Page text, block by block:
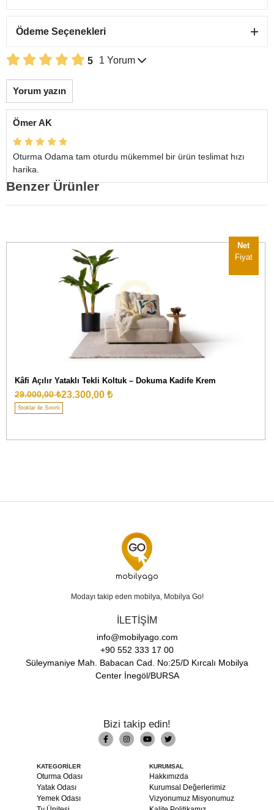
51.850,00 ₺
- +
5.900,00 ₺
-
Ödeme Seçenekleri
5 1 Yorum
Yorum yazın
Ömer AK
Oturma Odama tam oturdu mükemmel bir ürün teslimat hızı
harika.
Benzer Ürünler
Net
Fiyat
Kâfi Açılır Yataklı Tekli Koltuk – Dokuma Kadife Krem
29.000,00 ₺23.300,00 ₺
Stoklar ile Sınırlı
mobilyago
Modayı takip eden mobilya, Mobilya Go!
İLETİŞİM
info@mobilyago.com
+90 552 333 17 00
Süleymaniye Mah. Babacan Cad. No:25/D Kırcalı Mobilya
Center İnegöl/BURSA
Bizi takip edin!
KATEGORİLER
Oturma Odası
Yatak Odası
Yemek Odası
KURUMSAL
Hakkımızda
Kurumsal Değerlerimiz
Vizyonumuz Misyonumuz